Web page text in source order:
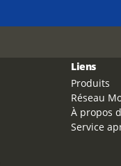
Liens
Produits
Réseau
À propos
Service